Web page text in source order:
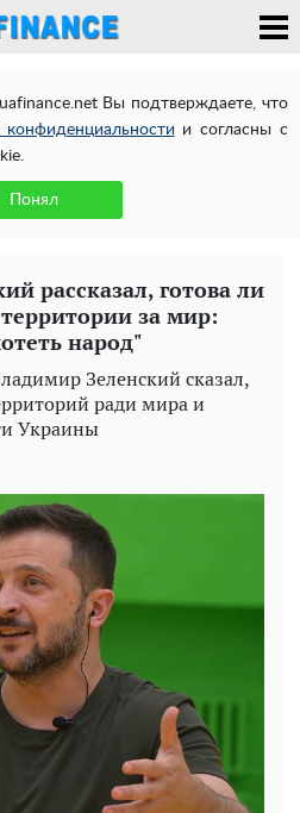
Вы подтверждаете, что
конфиденциальности и согласны с
Понял
рассказал, готова ли
за мир:
народ"
Зеленский сказал,
ради мира и
Украины